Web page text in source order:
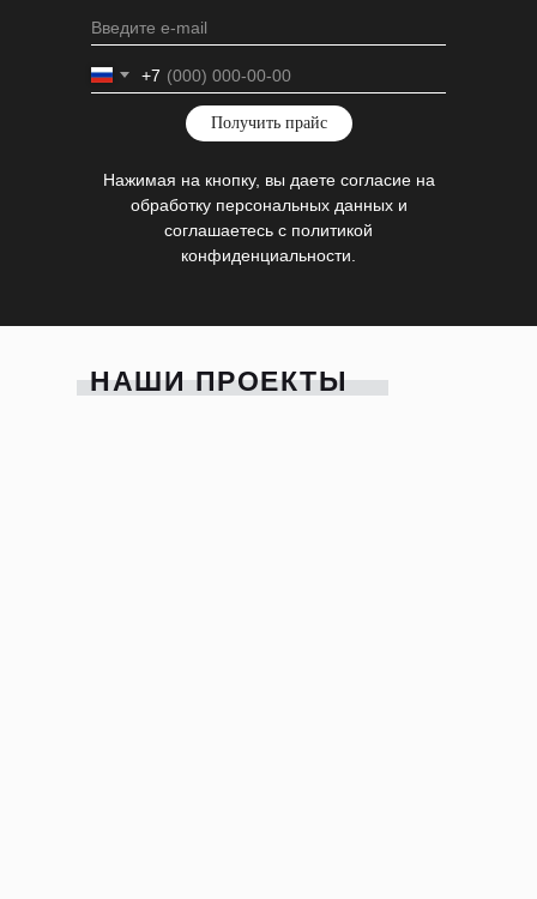
+7
Получить прайс
Нажимая на кнопку, вы даете согласие на
обработку персональных данных и
соглашаетесь c политикой
конфиденциальности.
НАШИ ПРОЕКТЫ